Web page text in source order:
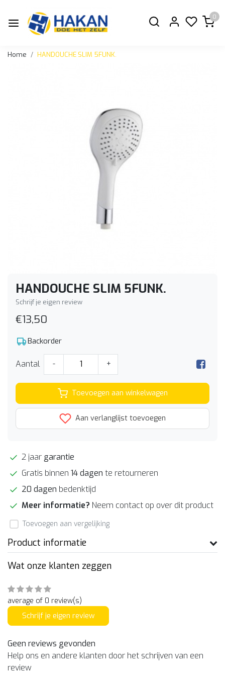
0
Home HANDOUCHE SLIM 5FUNK.
HANDOUCHE SLIM 5FUNK.
Schrijf je eigen review
€13,50
Backorder
Aantal - +
Toevoegen aan winkelwagen
Aan verlanglijst toevoegen
2 jaar garantie
Gratis binnen 14 dagen te retourneren
20 dagen bedenktijd
Meer informatie? Neem contact op over dit product
Toevoegen aan vergelijking
Product informatie
Wat onze klanten zeggen
average of 0 review(s)
Schrijf je eigen review
Geen reviews gevonden
Help ons en andere klanten door het schrijven van een
review